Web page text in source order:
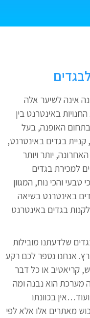
אינה לשיער אלה
באינטרנט בין
האופנה, בעל
בגדים באינטרנט,
יותר ויותר
למכירת בגדים
והכי נוח, המגוון
באינטרנט בשיאה
בגדים באינטרנט
את 4 חנויות הבגדים שלדעתנו מובילות
אנחנו נספר לכם רקע
קריאטיב או כל דבר
מערכת הוא נבנה ומה
בכוונתו
מאתרים אלו אלא לפי